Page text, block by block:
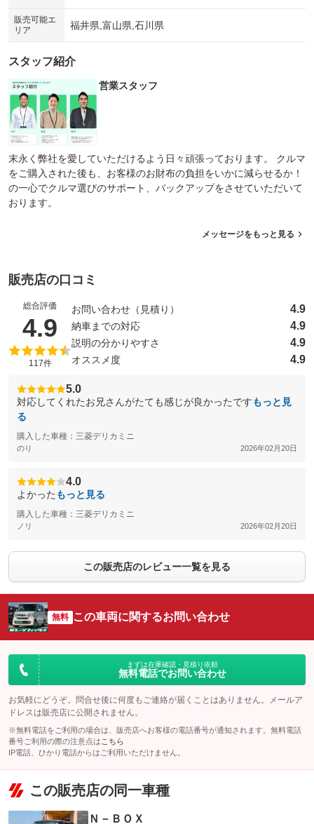
販売可能エ
リア
福井県,富山県,石川県
スタッフ紹介
営業スタッフ
末永く弊社を愛していただけるよう日々頑張っております。 クルマ
をご購入された後も、お客様のお財布の負担をいかに減らせるか！
の一心でクルマ選びのサポート、バックアップをさせていただいて
おります。
メッセージをもっと見る
販売店の口コミ
総合評価
4.9 （5点満点中）
117件
お問い合わせ（見積り） 4.9
納車までの対応 4.9
説明の分かりやすさ 4.9
オススメ度 4.9
5.0
対応してくれたお兄さんがたても感じが良かったですもっと見
る
購入した車種：三菱デリカミニ
のり 2026年02月20日
4.0
よかった もっと見る
購入した車種：三菱デリカミニ
ノリ 2026年02月20日
この販売店のレビュー一覧を見る
無料 この車両に関するお問い合わせ
まずは在庫確認・見積り依頼
無料電話でお問い合わせ
お気軽にどうぞ。問合せ後に何度もご連絡が届くことはありません。メールア
ドレスは販売店に公開されません。
※無料電話をご利用の場合は、販売店へお客様の電話番号が通知されます。無料電話
番号ご利用の際の注意点は こちら
IP電話、ひかり電話からはご利用いただけません。
この販売店の同一車種
Ｎ－ＢＯＸ